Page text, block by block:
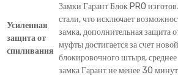
Усиленная
защита от
спиливания
Замки Гарант Блок PRO
стали, что исключает
замка, дополнительная защита
муфты достигается за счет
блокировочного штыря,
замка Гарант не менее 30